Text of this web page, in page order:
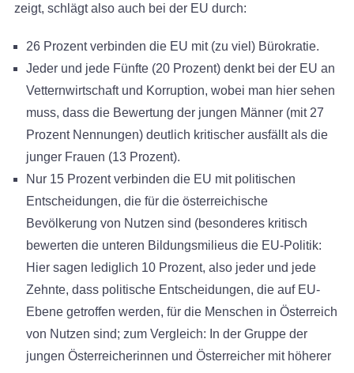
zeigt, schlägt also auch bei der EU durch:
26 Prozent verbinden die EU mit (zu viel) Bürokratie.
Jeder und jede Fünfte (20 Prozent) denkt bei der EU an
Vetternwirtschaft und Korruption, wobei man hier sehen
muss, dass die Bewertung der jungen Männer (mit 27
Prozent Nennungen) deutlich kritischer ausfällt als die
junger Frauen (13 Prozent).
Nur 15 Prozent verbinden die EU mit politischen
Entscheidungen, die für die österreichische
Bevölkerung von Nutzen sind (besonderes kritisch
bewerten die unteren Bildungsmilieus die EU-Politik:
Hier sagen lediglich 10 Prozent, also jeder und jede
Zehnte, dass politische Entscheidungen, die auf EU-
Ebene getroffen werden, für die Menschen in Österreich
von Nutzen sind; zum Vergleich: In der Gruppe der
jungen Österreicherinnen und Österreicher mit höherer